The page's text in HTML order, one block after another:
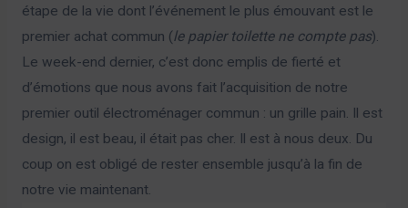
étape de la vie dont l’événement le plus émouvant est le
premier achat commun (le papier toilette ne compte pas).
Le week-end dernier, c’est donc emplis de fierté et
d’émotions que nous avons fait l’acquisition de notre
premier outil électroménager commun : un grille pain. Il est
design, il est beau, il était pas cher. Il est à nous deux. Du
coup on est obligé de rester ensemble jusqu’à la fin de
notre vie maintenant.